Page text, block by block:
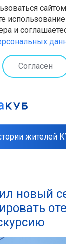
и
Согласен
жителей
новый